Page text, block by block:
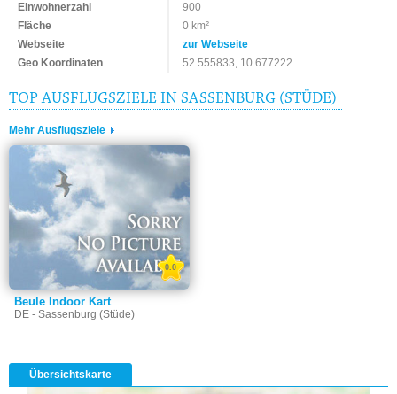
Einwohnerzahl
900
Fläche
0 km²
Webseite
zur Webseite
Geo Koordinaten
52.555833, 10.677222
TOP AUSFLUGSZIELE IN SASSENBURG (STÜDE)
Mehr Ausflugsziele
Beule Indoor Kart
DE - Sassenburg (Stüde)
0.0
Übersichtskarte